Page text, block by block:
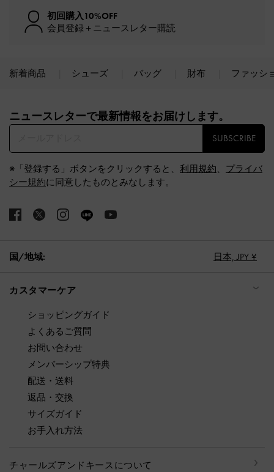
初回購入10%OFF
会員登録＋ニュースレター購読
新着商品 シューズ バッグ 財布 ファッシ
ニュースレターで最新情報をお届けします。​
SUBSCRIBE
※「登録する」ボタンをクリックすると、 利用規約、 プライバ
シー規約に同意したものとみなします。
国/地域: 日本, JPY ¥
カスタマーケア
ショッピングガイド
よくあるご質問
お問い合わせ
メンバーシップ特典
配送・送料
返品・交換
サイズガイド
お手入れ方法
チャールズアンドキースについて